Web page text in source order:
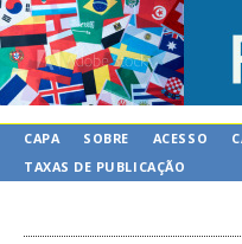
CAPA SOBRE ACESSO
TAXAS DE PUBLICAÇÃO